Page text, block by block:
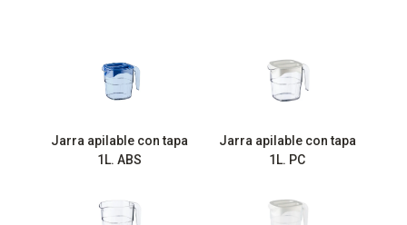
Jarra apilable con tapa
1L. ABS
Jarra apilable con tapa
1L. PC